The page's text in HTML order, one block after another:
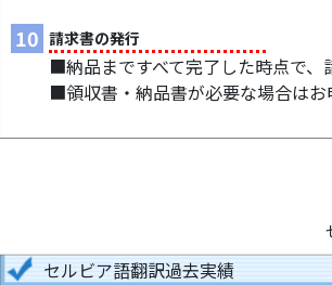
10 請求書の発行
■納品まですべて完了した時点で、
■領収書・納品書が必要な場合はお
セルビア語翻訳過去実績